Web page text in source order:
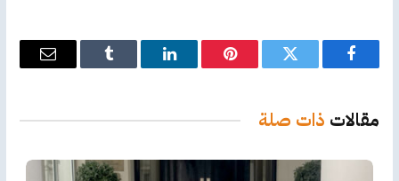
فيسبوك تويتر بينتيريستلينكدإن Tumblr
البريد
مقالات ذات صلة